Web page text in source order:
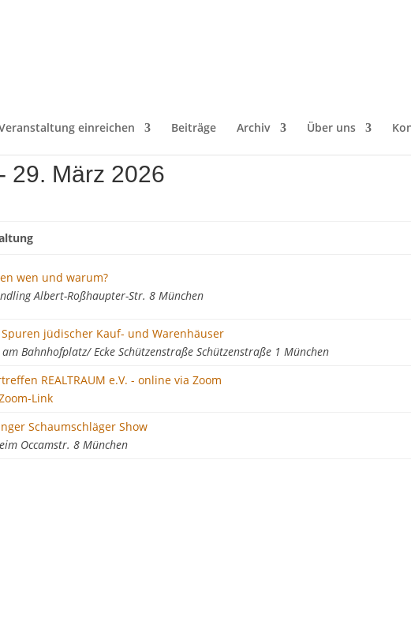
einreichen Beiträge Archiv Über uns
29. März 2026
wen und warum?
Albert-Roßhaupter-Str. 8 München
jüdischer Kauf- und Warenhäuser
Bahnhofplatz/ Ecke Schützenstraße Schützenstraße 1 München
REALTRAUM e.V. - online via Zoom
Link
Schaumschläger Show
Occamstr. 8 München